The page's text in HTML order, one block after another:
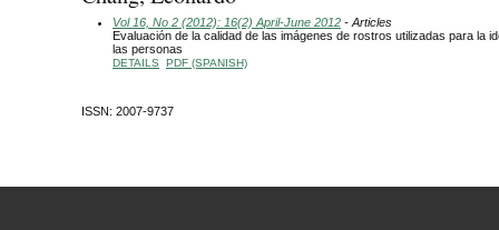
Vol 16, No 2 (2012): 16(2) April-June 2012 - Articles
Evaluación de la calidad de las imágenes de rostros utilizadas para la
las personas
DETAILS PDF (SPANISH)
ISSN: 2007-9737